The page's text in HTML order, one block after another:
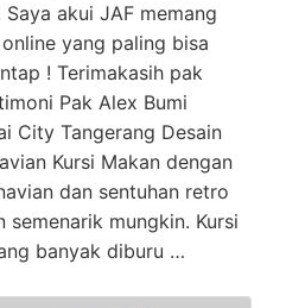
akui JAF memang
yang paling bisa
! Terimakasih pak
Pak Alex Bumi
City Tangerang Desain
Kursi Makan dengan
dan sentuhan retro
semenarik mungkin. Kursi
banyak diburu …